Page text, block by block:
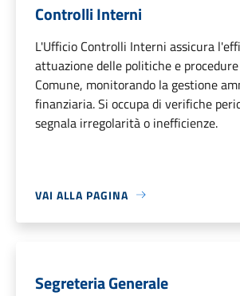
Controlli Interni
L'Ufficio Controlli Interni assicura
attuazione delle politiche e
Comune, monitorando la gestione
finanziaria. Si occupa di verifiche
segnala irregolarità o inefficienze.
VAI ALLA PAGINA
Segreteria Generale